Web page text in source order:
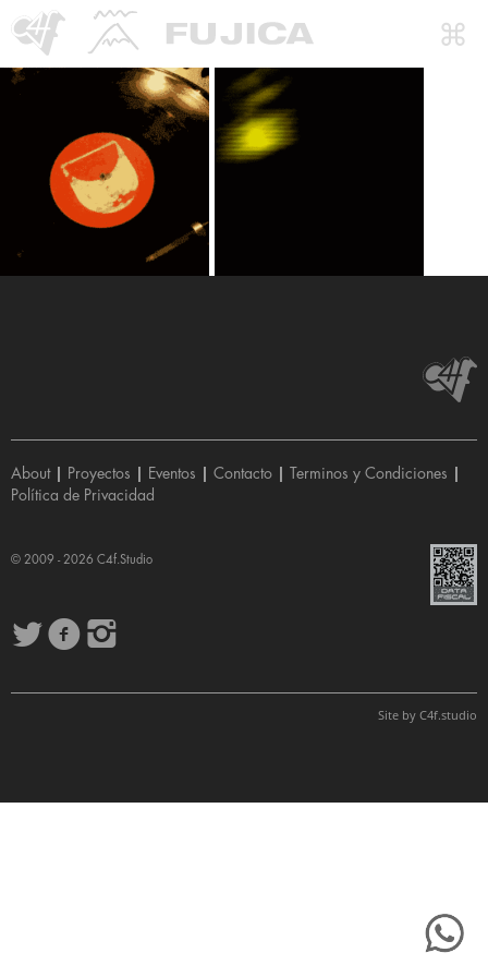
About| Proyectos Eventos Contacto Terminos y Condiciones
Política de Privacidad
© 2009 - 2026 C4f.Studio
Site by C4f.studio